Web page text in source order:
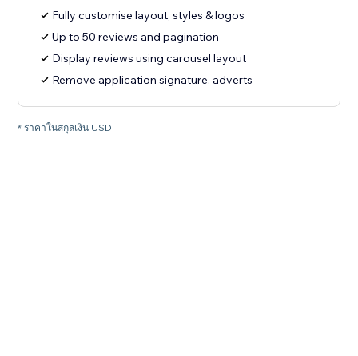
Fully customise layout, styles & logos
Up to 50 reviews and pagination
Display reviews using carousel layout
Remove application signature, adverts
* ราคาในสกุลเงิน USD